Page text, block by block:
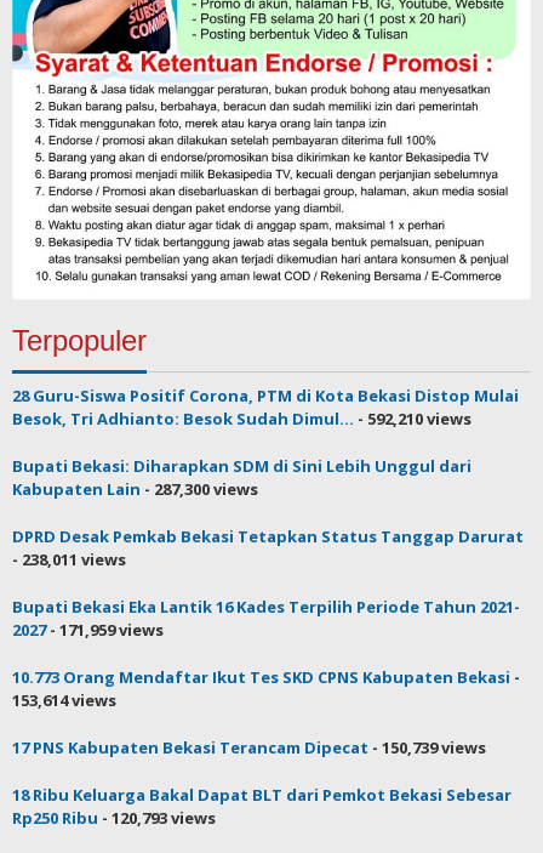
Terpopuler
28 Guru-Siswa Positif Corona, PTM di Kota Bekasi Distop Mulai
Besok, Tri Adhianto: Besok Sudah Dimul... - 592,210 views
Bupati Bekasi: Diharapkan SDM di Sini Lebih Unggul dari
Kabupaten Lain - 287,300 views
DPRD Desak Pemkab Bekasi Tetapkan Status Tanggap Darurat
- 238,011 views
Bupati Bekasi Eka Lantik 16 Kades Terpilih Periode Tahun 2021-
2027- 171,959 views
10.773 Orang Mendaftar Ikut Tes SKD CPNS Kabupaten Bekasi -
153,614 views
17 PNS Kabupaten Bekasi Terancam Dipecat - 150,739 views
18 Ribu Keluarga Bakal Dapat BLT dari Pemkot Bekasi Sebesar
Rp250 Ribu - 120,793 views